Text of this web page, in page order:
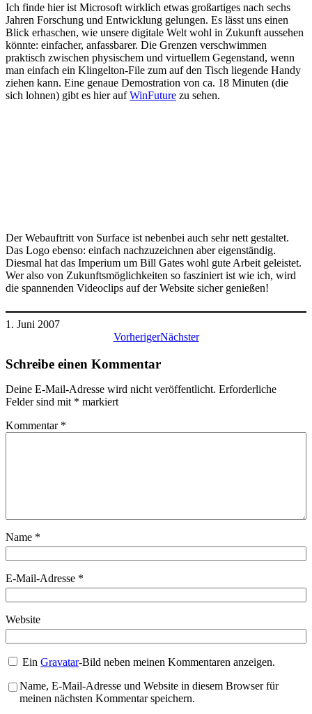
Ich finde hier ist Microsoft wirklich etwas großartiges nach sechs
Jahren Forschung und Entwicklung gelungen. Es lässt uns einen
Blick erhaschen, wie unsere digitale Welt wohl in Zukunft aussehen
könnte: einfacher, anfassbarer. Die Grenzen verschwimmen
praktisch zwischen physischem und virtuellem Gegenstand, wenn
man einfach ein Klingelton-File zum auf den Tisch liegende Handy
ziehen kann. Eine genaue Demostration von ca. 18 Minuten (die
sich lohnen) gibt es hier aufWinFuture zu sehen.
Der Webauftritt von Surface ist nebenbei auch sehr nett gestaltet.
Das Logo ebenso: einfach nachzuzeichnen aber eigenständig.
Diesmal hat das Imperium um Bill Gates wohl gute Arbeit geleistet.
Wer also von Zukunftsmöglichkeiten so fasziniert ist wie ich, wird
die spannenden Videoclips auf der Website sicher genießen!
1. Juni 2007
VorherigerNächster
Schreibe einen Kommentar
Deine E-Mail-Adresse wird nicht veröffentlicht. Erforderliche
Felder sind mit * markiert
Kommentar *
Name *
E-Mail-Adresse *
Website
EinGravatar-Bild neben meinen Kommentaren anzeigen.
Name, E-Mail-Adresse und Website in diesem Browser für
meinen nächsten Kommentar speichern.